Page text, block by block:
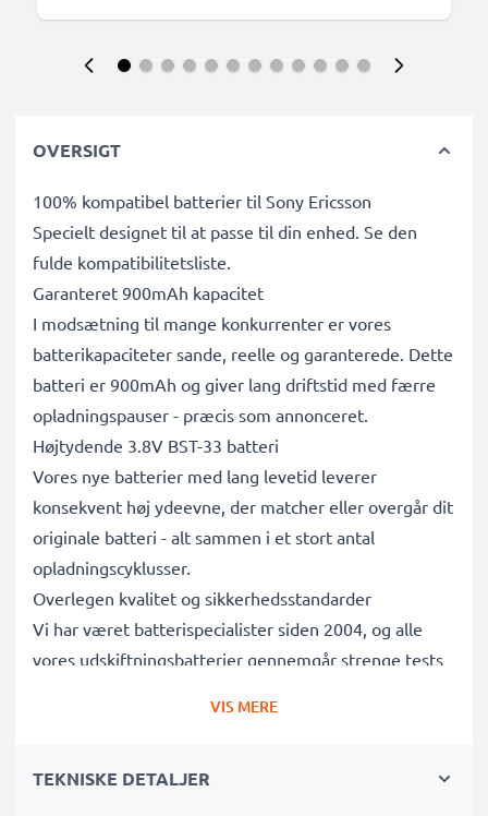
OVERSIGT
100% kompatibel batterier til Sony Ericsson
Specielt designet til at passe til din enhed. Se den
fulde kompatibilitetsliste.
Garanteret 900mAh kapacitet
I modsætning til mange konkurrenter er vores
batterikapaciteter sande, reelle og garanterede. Dette
batteri er 900mAh og giver lang driftstid med færre
opladningspauser - præcis som annonceret.
Højtydende 3.8V BST-33 batteri
Vores nye batterier med lang levetid leverer
konsekvent høj ydeevne, der matcher eller overgår dit
originale batteri - alt sammen i et stort antal
opladningscyklusser.
Overlegen kvalitet og sikkerhedsstandarder
Vi har været batterispecialister siden 2004, og alle
vores udskiftningsbatterier gennemgår strenge tests
Udskift batteriet, ikke din enhed. Det er det smartere,
VIS MERE
TEKNISKE DETALJER